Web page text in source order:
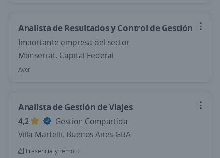
Analista de Resultados y Control de Gestión
Importante empresa del sector
Monserrat, Capital Federal
Ayer
Analista de Gestión de Viajes
4,2
Gestion Compartida
Villa Martelli, Buenos Aires-GBA
Presencial y remoto